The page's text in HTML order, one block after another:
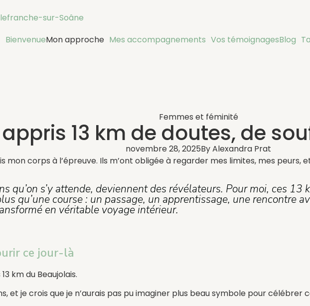
BienvenueMon approche Mes accompagnements Vos témoignagesBlog
Femmes et féminité
13 km de doutes, de
novembre 28, 2025ByAlexandra Prat
mon corps à l’épreuve. Ils m’ont obligée à regarder mes limites, mes
qu’on s’y attende, deviennent des révélateurs. Pour moi, ces 13
qu’une course : un passage, un apprentissage, une rencontre
en véritable voyage intérieur.
ce jour-là
km du Beaujolais.
et je crois que je n’aurais pas pu imaginer plus beau symbole pour célébrer